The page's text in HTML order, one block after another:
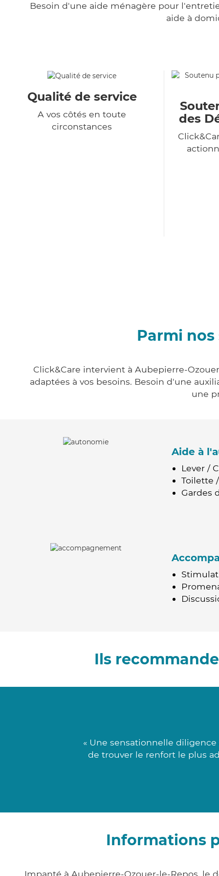
Besoin d'une aide ménagère pour
aide à
Qualité de service
A vos côtés en toute
circonstances
des
Parmi
Click&Care intervient à Aubepierre-
adaptées à vos besoins. Besoin d'une
une
Aide à
Lever /
Toilette
Gardes
Ils
« Une sensationnelle
de trouver le renfort le plus
Informations